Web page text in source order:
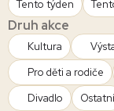
Tento týden
Druh akce
Kultura
Pro děti a rodiče
Divadlo
Ostatní